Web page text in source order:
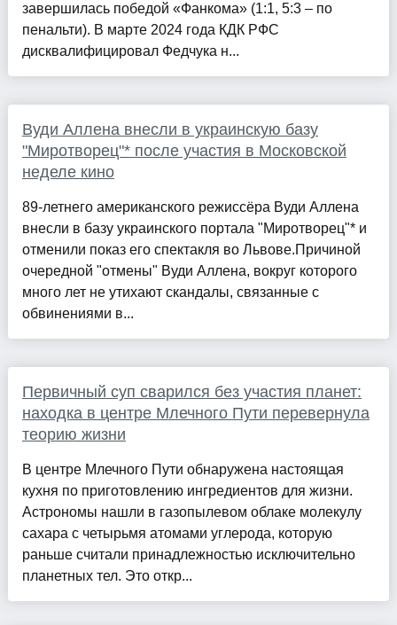
завершилась победой «Фанкома» (1:1, 5:3 – по
пенальти). В марте 2024 года КДК РФС
дисквалифицировал Федчука н...
Вуди Аллена внесли в украинскую базу
"Миротворец"* после участия в Московской
неделе кино
89-летнего американского режиссёра Вуди Аллена
внесли в базу украинского портала "Миротворец"* и
отменили показ его спектакля во Львове.Причиной
очередной "отмены" Вуди Аллена, вокруг которого
много лет не утихают скандалы, связанные с
обвинениями в...
Первичный суп сварился без участия планет:
находка в центре Млечного Пути перевернула
теорию жизни
В центре Млечного Пути обнаружена настоящая
кухня по приготовлению ингредиентов для жизни.
Астрономы нашли в газопылевом облаке молекулу
сахара с четырьмя атомами углерода, которую
раньше считали принадлежностью исключительно
планетных тел. Это откр...